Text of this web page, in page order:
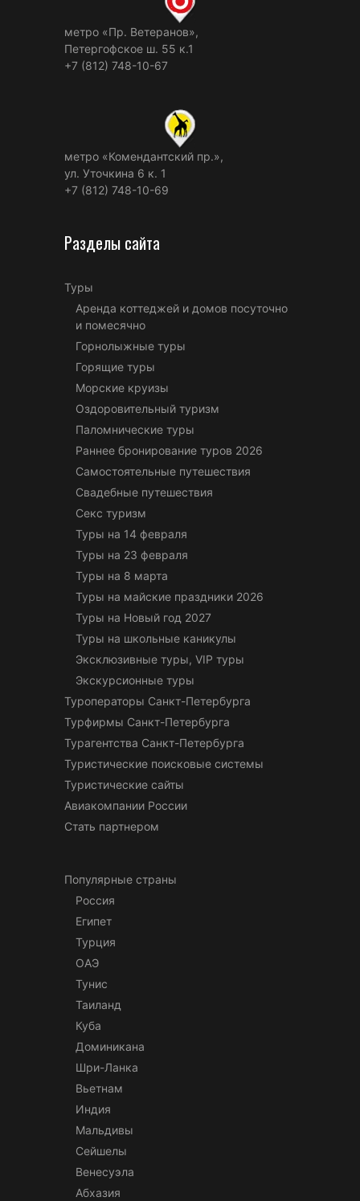
метро «Пр. Ветеранов»,
Петергофское ш. 55 к.1
+7 (812) 748-10-67
метро «Комендантский пр.»,
ул. Уточкина 6 к. 1
+7 (812) 748-10-69
Разделы сайта
Туры
Аренда коттеджей и домов посуточно
и помесячно
Горнолыжные туры
Горящие туры
Морские круизы
Оздоровительный туризм
Паломнические туры
Раннее бронирование туров 2026
Самостоятельные путешествия
Свадебные путешествия
Секс туризм
Туры на 14 февраля
Туры на 23 февраля
Туры на 8 марта
Туры на майские праздники 2026
Туры на Новый год 2027
Туры на школьные каникулы
Эксклюзивные туры, VIP туры
Экскурсионные туры
Туроператоры Санкт-Петербурга
Турфирмы Санкт-Петербурга
Турагентства Санкт-Петербурга
Туристические поисковые системы
Туристические сайты
Авиакомпании России
Стать партнером
Популярные страны
Россия
Египет
Турция
ОАЭ
Тунис
Таиланд
Куба
Доминикана
Шри-Ланка
Вьетнам
Индия
Мальдивы
Сейшелы
Венесуэла
Абхазия